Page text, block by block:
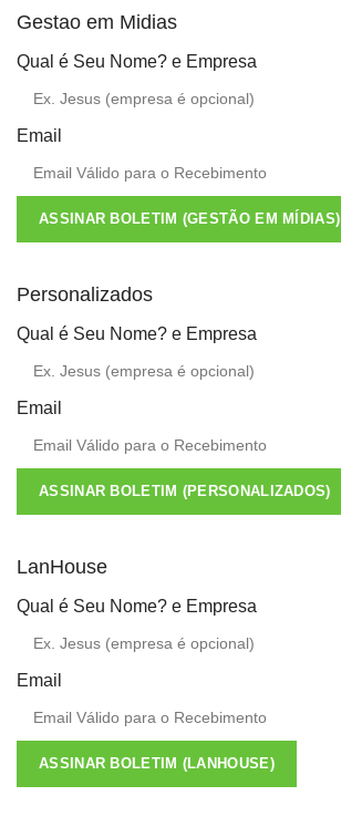
Gestao em Midias
Qual é Seu Nome? e Empresa
Email
ASSINAR BOLETIM (GESTÃO EM MÍDIAS)
Personalizados
Qual é Seu Nome? e Empresa
Email
ASSINAR BOLETIM (PERSONALIZADOS)
LanHouse
Qual é Seu Nome? e Empresa
Email
ASSINAR BOLETIM (LANHOUSE)